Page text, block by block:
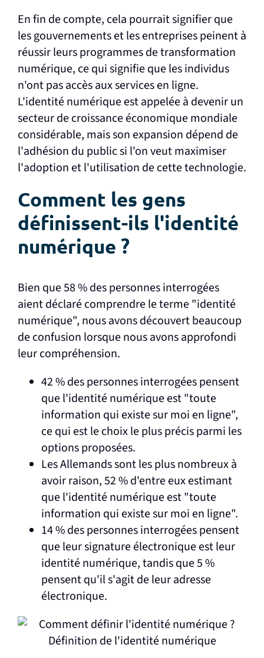
En fin de compte, cela pourrait signifier que
les gouvernements et les entreprises peinent à
réussir leurs programmes de transformation
numérique, ce qui signifie que les individus
n'ont pas accès aux services en ligne.
L'identité numérique est appelée à devenir un
secteur de croissance économique mondiale
considérable, mais son expansion dépend de
l'adhésion du public si l'on veut maximiser
l'adoption et l'utilisation de cette technologie.
Comment les gens
définissent-ils l'identité
numérique ?
Bien que 58 % des personnes interrogées
aient déclaré comprendre le terme "identité
numérique", nous avons découvert beaucoup
de confusion lorsque nous avons approfondi
leur compréhension.
42 % des personnes interrogées pensent
que l'identité numérique est "toute
information qui existe sur moi en ligne",
ce qui est le choix le plus précis parmi les
options proposées.
Les Allemands sont les plus nombreux à
avoir raison, 52 % d'entre eux estimant
que l'identité numérique est "toute
information qui existe sur moi en ligne".
14 % des personnes interrogées pensent
que leur signature électronique est leur
identité numérique, tandis que 5 %
pensent qu'il s'agit de leur adresse
électronique.